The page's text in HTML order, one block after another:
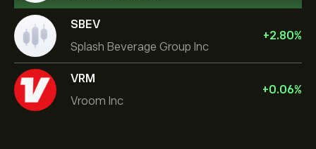
SBEV
Splash Beverage Group Inc
+2.80%
VRM
Vroom Inc
+0.06%